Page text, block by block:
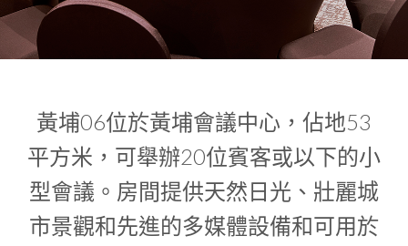
黃埔06位於黃埔會議中心，佔地53
平方米，可舉辦20位賓客或以下的小
型會議。房間提供天然日光、壯麗城
市景觀和先進的多媒體設備和可用於